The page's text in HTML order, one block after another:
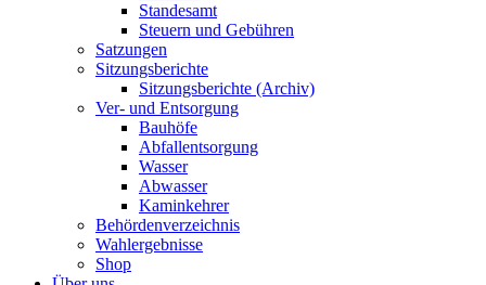
Standesamt
Steuern und Gebühren
Satzungen
Sitzungsberichte
Sitzungsberichte (Archiv)
Ver- und Entsorgung
Bauhöfe
Abfallentsorgung
Wasser
Abwasser
Kaminkehrer
Behördenverzeichnis
Wahlergebnisse
Shop